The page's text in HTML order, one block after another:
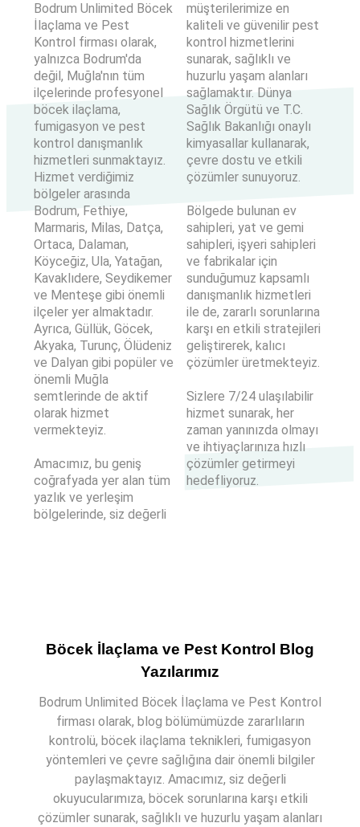
Bodrum Unlimited Böcek
İlaçlama ve Pest
Kontrol firması olarak,
yalnızca Bodrum'da
değil, Muğla'nın tüm
ilçelerinde profesyonel
böcek ilaçlama,
fumigasyon ve pest
kontrol danışmanlık
hizmetleri sunmaktayız.
Hizmet verdiğimiz
bölgeler arasında
Bodrum, Fethiye,
Marmaris, Milas, Datça,
Ortaca, Dalaman,
Köyceğiz, Ula, Yatağan,
Kavaklıdere, Seydikemer
ve Menteşe gibi önemli
ilçeler yer almaktadır.
Ayrıca, Güllük, Göcek,
Akyaka, Turunç, Ölüdeniz
ve Dalyan gibi popüler ve
önemli Muğla
semtlerinde de aktif
olarak hizmet
vermekteyiz.
Amacımız, bu geniş
coğrafyada yer alan tüm
yazlık ve yerleşim
bölgelerinde, siz değerli
müşterilerimize en
kaliteli ve güvenilir pest
kontrol hizmetlerini
sunarak, sağlıklı ve
huzurlu yaşam alanları
sağlamaktır. Dünya
Sağlık Örgütü ve T.C.
Sağlık Bakanlığı onaylı
kimyasallar kullanarak,
çevre dostu ve etkili
çözümler sunuyoruz.
Bölgede bulunan ev
sahipleri, yat ve gemi
sahipleri, işyeri sahipleri
ve fabrikalar için
sunduğumuz kapsamlı
danışmanlık hizmetleri
ile de, zararlı sorunlarına
karşı en etkili stratejileri
geliştirerek, kalıcı
çözümler üretmekteyiz.
Sizlere 7/24 ulaşılabilir
hizmet sunarak, her
zaman yanınızda olmayı
ve ihtiyaçlarınıza hızlı
çözümler getirmeyi
hedefliyoruz.
Böcek İlaçlama ve Pest Kontrol Blog
Yazılarımız
Bodrum Unlimited Böcek İlaçlama ve Pest Kontrol
firması olarak, blog bölümümüzde zararlıların
kontrolü, böcek ilaçlama teknikleri, fumigasyon
yöntemleri ve çevre sağlığına dair önemli bilgiler
paylaşmaktayız. Amacımız, siz değerli
okuyucularımıza, böcek sorunlarına karşı etkili
çözümler sunarak, sağlıklı ve huzurlu yaşam alanları